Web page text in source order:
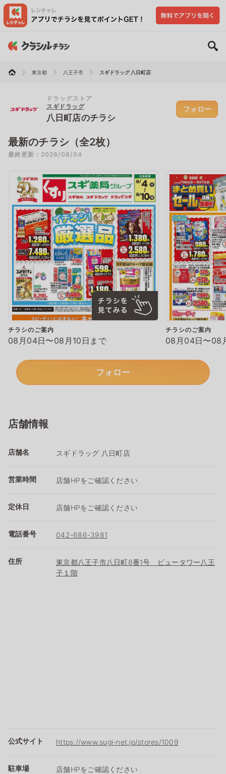
東京都 八王子市 スギドラッグ 八日町店
ドラッグストア
スギドラッグ
八日町店のチラシ
フォロー
最新のチラシ（全2枚）
最終更新：2026/08/04
チラシのご案内
08月04日〜08月10日まで
チラシのご案内
08月04日〜08
フォロー
店舗情報
店舗名 スギドラッグ 八日町店
営業時間 店舗HPをご確認ください
定休日 店舗HPをご確認ください
電話番号 042-686-3981
住所
東京都八王子市八日町8番1号 ビュータワー八王
子１階
公式サイト https://www.sugi-net.jp/stores/1009
駐車場 店舗HPをご確認ください